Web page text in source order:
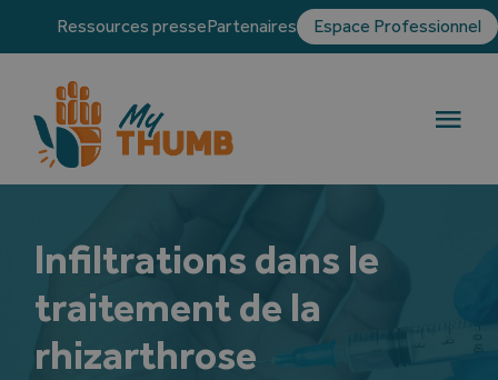
to
content
Ressources pressePartenaires Espace Professionnel
La rhizarthrose
Traitements
Témoignages
Infiltrations dans le
traitement de la
rhizarthrose